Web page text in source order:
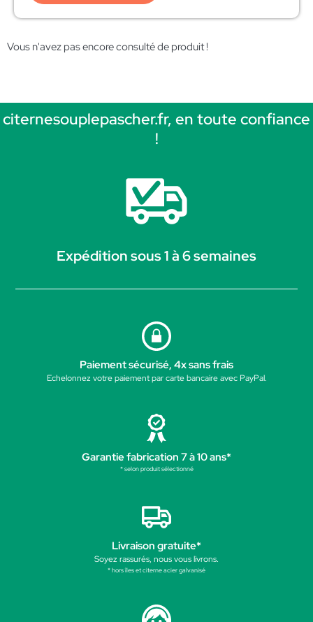
Vous n'avez pas encore consulté de produit !
citernesouplepascher.fr, en toute confiance
!
Expédition sous 1 à 6 semaines
Paiement sécurisé, 4x sans frais
Echelonnez votre paiement par carte bancaire avec PayPal.
Garantie fabrication 7 à 10 ans*
* selon produit sélectionné
Livraison gratuite*
Soyez rassurés, nous vous livrons.
* hors îles et citerne acier galvanisé